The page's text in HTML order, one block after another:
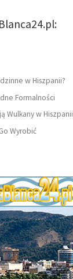
w Hiszpanii?
Formalności
Wulkany w Hiszpanii
Wyrobić